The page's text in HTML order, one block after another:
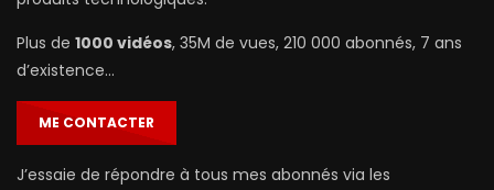
Plus de 1000 vidéos, 35M de vues, 210 000 abonnés, 7 ans
d’existence…
ME CONTACTER
J’essaie de répondre à tous mes abonnés via les